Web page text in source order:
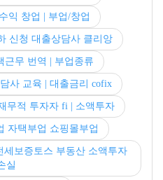
익 창업 | 부업/창업
신청 대출상담사 클리앙
근무 번역 | 부업종류
사 교육 | 대출금리 cofix
무적 투자자 fi | 소액투자
자택부업 쇼핑몰부업
세보증토스 부동산 소액투자
실